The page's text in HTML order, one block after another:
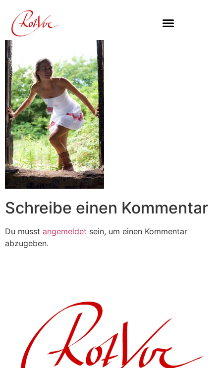
springen
Schreibe einen Kommentar
Du musst angemeldet sein, um einen Kommentar
abzugeben.